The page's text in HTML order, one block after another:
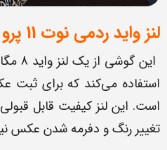
لنز واید ردمی نوت 11 پرو 5 جی
این
استفاده می‌کند که برای ثبت
است. این لنز کیفیت قابل
تغییر رنگ و دفرمه شدن عکس